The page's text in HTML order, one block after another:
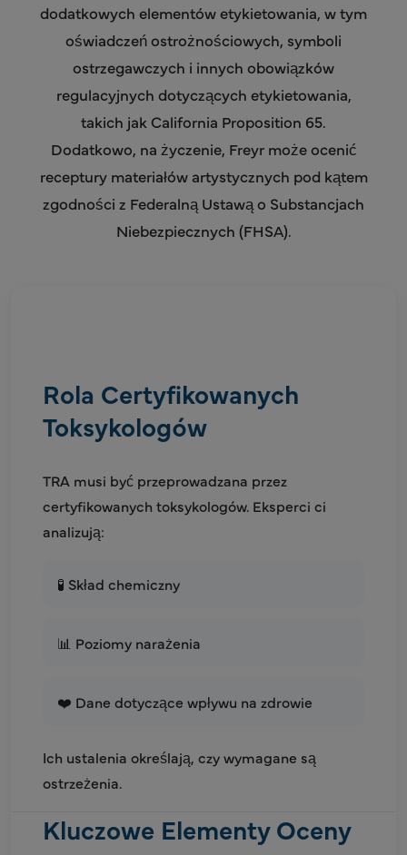
dodatkowych elementów etykietowania, w tym
oświadczeń ostrożnościowych, symboli
ostrzegawczych i innych obowiązków
regulacyjnych dotyczących etykietowania,
takich jak California Proposition 65.
Dodatkowo, na życzenie, Freyr może ocenić
receptury materiałów artystycznych pod kątem
zgodności z Federalną Ustawą o Substancjach
Niebezpiecznych (FHSA).
Rola Certyfikowanych
Toksykologów
TRA musi być przeprowadzana przez
certyfikowanych toksykologów. Eksperci ci
analizują:
🧪 Skład chemiczny
📊 Poziomy narażenia
❤️ Dane dotyczące wpływu na zdrowie
Ich ustalenia określają, czy wymagane są
ostrzeżenia.
Kluczowe Elementy Oceny